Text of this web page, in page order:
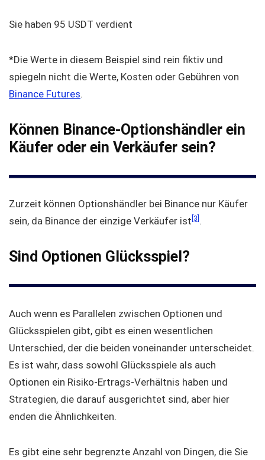
Sie haben 95 USDT verdient
*Die Werte in diesem Beispiel sind rein fiktiv und
spiegeln nicht die Werte, Kosten oder Gebühren von
Binance Futures.
Können Binance-Optionshändler ein
Käufer oder ein Verkäufer sein?
Zurzeit können Optionshändler bei Binance nur Käufer
sein, da Binance der einzige Verkäufer ist [3] .
Sind Optionen Glücksspiel?
Auch wenn es Parallelen zwischen Optionen und
Glücksspielen gibt, gibt es einen wesentlichen
Unterschied, der die beiden voneinander unterscheidet.
Es ist wahr, dass sowohl Glücksspiele als auch
Optionen ein Risiko-Ertrags-Verhältnis haben und
Strategien, die darauf ausgerichtet sind, aber hier
enden die Ähnlichkeiten.
Es gibt eine sehr begrenzte Anzahl von Dingen, die Sie